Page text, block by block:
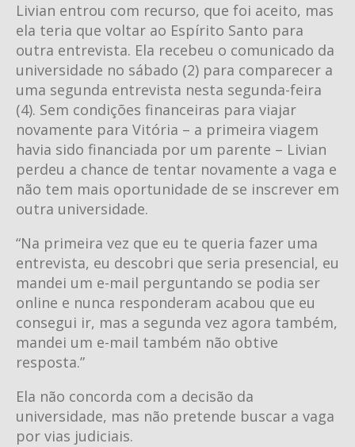
Livian entrou com recurso, que foi aceito, mas
ela teria que voltar ao Espírito Santo para
outra entrevista. Ela recebeu o comunicado da
universidade no sábado (2) para comparecer a
uma segunda entrevista nesta segunda-feira
(4). Sem condições financeiras para viajar
novamente para Vitória – a primeira viagem
havia sido financiada por um parente – Livian
perdeu a chance de tentar novamente a vaga e
não tem mais oportunidade de se inscrever em
outra universidade.
“Na primeira vez que eu te queria fazer uma
entrevista, eu descobri que seria presencial, eu
mandei um e-mail perguntando se podia ser
online e nunca responderam acabou que eu
consegui ir, mas a segunda vez agora também,
mandei um e-mail também não obtive
resposta.”
Ela não concorda com a decisão da
universidade, mas não pretende buscar a vaga
por vias judiciais.